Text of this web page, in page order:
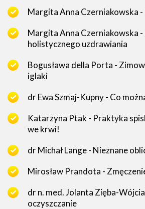
Margita Anna Czerniakowska -
Margita Anna Czerniakowska
holistycznego uzdrawiania
Bogusława della Porta -
iglaki
dr Ewa Szmaj-Kupny - Co
Katarzyna Ptak - Praktyka
we krwi!
dr Michał Lange - Nieznane
Mirosław Prandota -
dr n. med. Jolanta Zięba-
oczyszczanie